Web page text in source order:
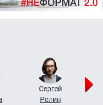
Сергей
Ролин